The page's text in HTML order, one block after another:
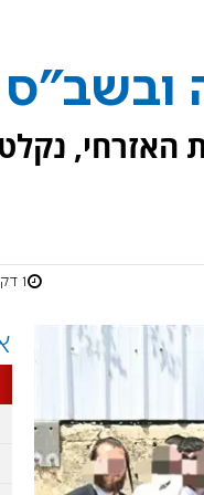
ובשב"ס
'מעלות 3' של השירות האזרחי,
1 דקות